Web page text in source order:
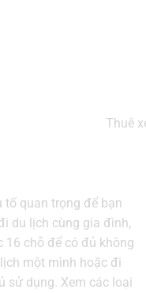
Thuê
quan trọng để bạn
du lịch cùng gia đình,
16 chỗ để có đủ không
một mình hoặc đi
sử dụng. Xem các loại